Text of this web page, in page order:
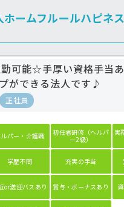
ームフルールハピネ
可能☆手厚い資格手当
ができる法人です♪
正社員
パー・介護職
初任者研修（ヘルパ
ー2級）
実
学歴不問 充実の手当
or送迎バスあり 賞与・ボーナスあり